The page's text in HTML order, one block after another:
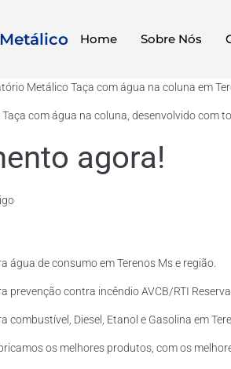
Home Sobre Nós
Metálico Taça com água na coluna em
com água na coluna, desenvolvido
agora!
água de consumo em Terenos Ms e região.
contra incêndio AVCB/RTI
Diesel, Etanol e Gasolina em
os melhores produtos, com os